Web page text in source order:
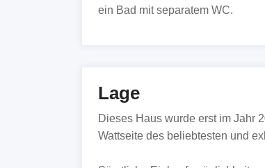
ein Bad mit separatem WC.
Lage
Dieses Haus wurde erst im Jahr
Wattseite des beliebtesten und